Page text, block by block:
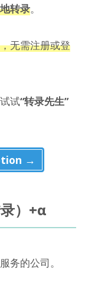
转录。
无需注册或登
试“转录先生”
→
）+α
务的公司。